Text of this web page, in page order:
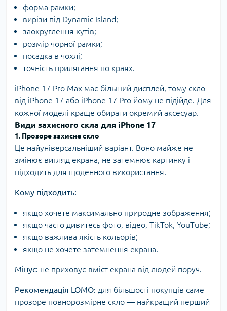
форма рамки;
вирізи під Dynamic Island;
заокруглення кутів;
розмір чорної рамки;
посадка в чохлі;
точність прилягання по краях.
iPhone 17 Pro Max має більший дисплей, тому скло
від iPhone 17 або iPhone 17 Pro йому не підійде. Для
кожної моделі краще обирати окремий аксесуар.
Види захисного скла для iPhone 17
1. Прозоре захисне скло
Це найуніверсальніший варіант. Воно майже не
змінює вигляд екрана, не затемнює картинку і
підходить для щоденного використання.
Кому підходить:
якщо хочете максимально природне зображення;
якщо часто дивитесь фото, відео, TikTok, YouTube;
якщо важлива якість кольорів;
якщо не хочете затемнення екрана.
Мінус: не приховує вміст екрана від людей поруч.
Рекомендація LOMO: для більшості покупців саме
прозоре повнорозмірне скло — найкращий перший